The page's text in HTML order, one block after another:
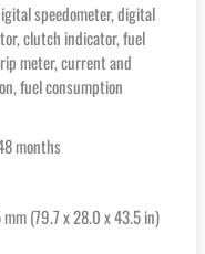
speedometer, digital
clutch indicator, fuel
meter, current and
fuel consumption
months
(79.7 x 28.0 x 43.5 in)